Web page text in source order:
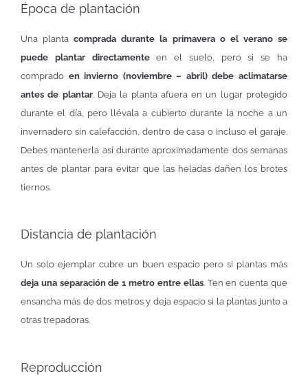
Época de plantación
Una plantacomprada durante la primavera o el verano se
puede plantar directamenteen el suelo, pero si se ha
comprado en invierno (noviembre – abril) debe aclimatarse
antes de plantar. Deja la planta afuera en un lugar protegido
durante el día, pero llévala a cubierto durante la noche a un
invernadero sin calefacción, dentro de casa o incluso el garaje.
Debes mantenerla así durante aproximadamente dos semanas
antes de plantar para evitar que las heladas dañen los brotes
tiernos.
Distancia de plantación
Un solo ejemplar cubre un buen espacio pero si plantas más
deja una separación de 1 metro entre ellas. Ten en cuenta que
ensancha más de dos metros y deja espacio si la plantas junto a
otras trepadoras.
Reproducción